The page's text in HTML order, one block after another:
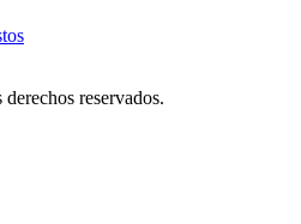
reservados.